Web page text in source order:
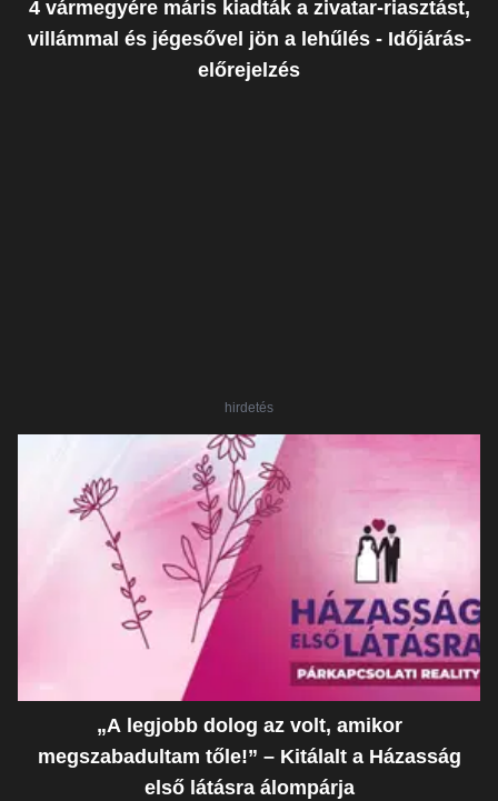
4 vármegyére máris kiadták a zivatar-riasztást,
villámmal és jégesővel jön a lehűlés - Időjárás-
előrejelzés
hirdetés
„A legjobb dolog az volt, amikor
megszabadultam tőle!” – Kitálalt a Házasság
első látásra álompárja